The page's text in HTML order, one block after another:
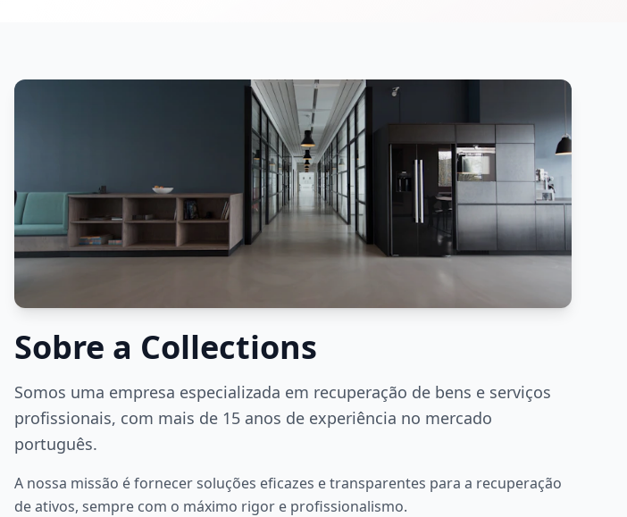
Sobre a Collections
Somos uma empresa especializada em recuperação de bens e serviços
profissionais, com mais de 15 anos de experiência no mercado
português.
A nossa missão é fornecer soluções eficazes e transparentes para a recuperação
de ativos, sempre com o máximo rigor e profissionalismo.